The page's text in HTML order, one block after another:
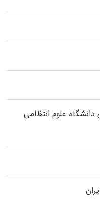
ﻋﻠﻮم انتظامی